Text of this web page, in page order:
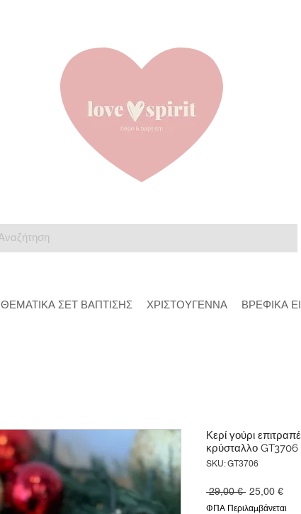
Κερί γούρι
κρύσταλλο GT3706
SKU: GT3706
29,00 € Κανονική
τιμή
25,00 €Τιμή
ΦΠΑ Περιλαμβάνεται
ΘΕΜΑΤΙΚΑ ΣΕΤ ΒΑΠΤΙΣΗΣ ΧΡΙΣΤΟΥΓΕΝΝΑ ΒΡΕΦΙΚΑ